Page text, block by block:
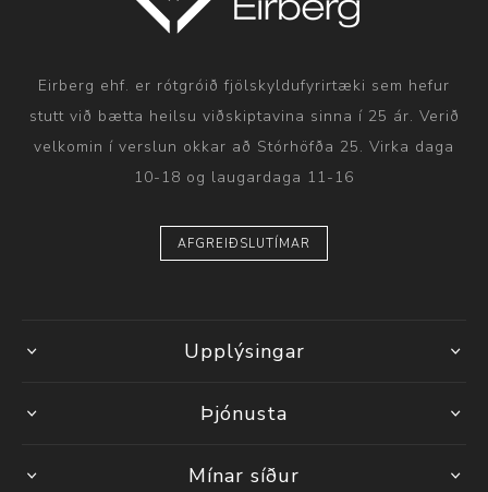
Eirberg ehf. er rótgróið fjölskyldufyrirtæki sem hefur
stutt við bætta heilsu viðskiptavina sinna í 25 ár. Verið
velkomin í verslun okkar að Stórhöfða 25. Virka daga
10-18 og laugardaga 11-16
AFGREIÐSLUTÍMAR
Upplýsingar
Þjónusta
Mínar síður